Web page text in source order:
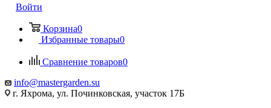
Войти
Корзина0
Избранные товары0
Сравнение товаров0
info@mastergarden.su
г. Яхрома, ул. Починковская, участок 17Б